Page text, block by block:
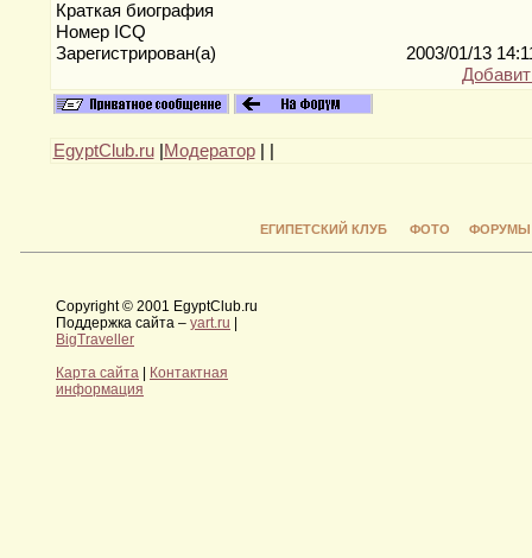
Краткая биография
Номер ICQ
Зарегистрирован(а)
2003/01/13
EgyptClub.ru| Модератор|
ЕГИПЕТСКИЙ КЛУБ ФОТО ФОРУМЫ
Copyright © 2001 EgyptClub.ru
Поддержка сайта – yart.ru |
BigTraveller
Карта сайта | Контактная
информация